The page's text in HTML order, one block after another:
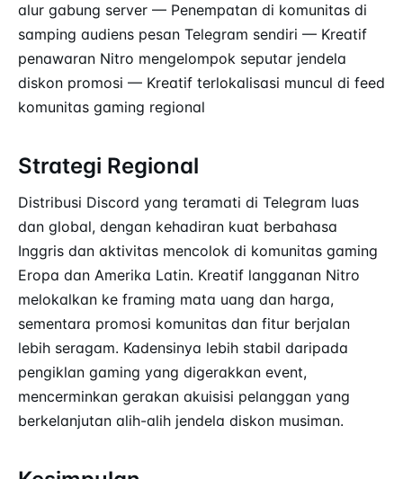
alur gabung server — Penempatan di komunitas di
samping audiens pesan Telegram sendiri — Kreatif
penawaran Nitro mengelompok seputar jendela
diskon promosi — Kreatif terlokalisasi muncul di feed
komunitas gaming regional
Strategi Regional
Distribusi Discord yang teramati di Telegram luas
dan global, dengan kehadiran kuat berbahasa
Inggris dan aktivitas mencolok di komunitas gaming
Eropa dan Amerika Latin. Kreatif langganan Nitro
melokalkan ke framing mata uang dan harga,
sementara promosi komunitas dan fitur berjalan
lebih seragam. Kadensinya lebih stabil daripada
pengiklan gaming yang digerakkan event,
mencerminkan gerakan akuisisi pelanggan yang
berkelanjutan alih-alih jendela diskon musiman.